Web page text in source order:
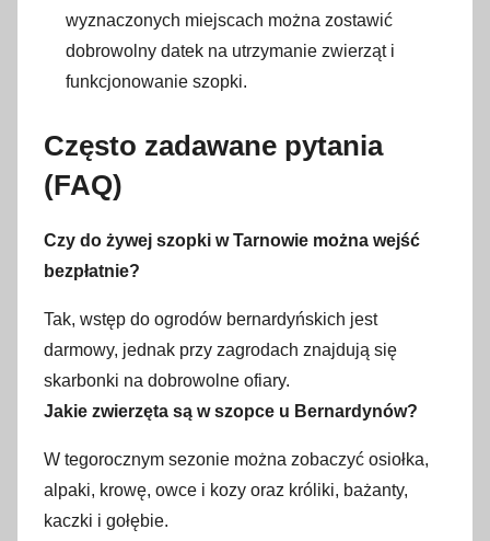
wyznaczonych miejscach można zostawić
dobrowolny datek na utrzymanie zwierząt i
funkcjonowanie szopki.
Często zadawane pytania
(FAQ)
Czy do żywej szopki w Tarnowie można wejść
bezpłatnie?
Tak, wstęp do ogrodów bernardyńskich jest
darmowy, jednak przy zagrodach znajdują się
skarbonki na dobrowolne ofiary.
Jakie zwierzęta są w szopce u Bernardynów?
W tegorocznym sezonie można zobaczyć osiołka,
alpaki, krowę, owce i kozy oraz króliki, bażanty,
kaczki i gołębie.